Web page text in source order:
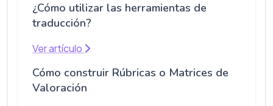
¿Cómo utilizar las herramientas de
traducción?
Ver artículo
Cómo construir Rúbricas o Matrices de
Valoración